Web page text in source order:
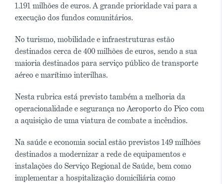
1.191 milhões de euros. A grande prioridade vai para a
execução dos fundos comunitários.
No turismo, mobilidade e infraestruturas estão
destinados cerca de 400 milhões de euros, sendo a sua
maioria destinados para serviço público de transporte
aéreo e marítimo interilhas.
Nesta rubrica está previsto também a melhoria da
operacionalidade e segurança no Aeroporto do Pico com
a aquisição de uma viatura de combate a incêndios.
Na saúde e economia social estão previstos 149 milhões
destinados a modernizar a rede de equipamentos e
instalações do Serviço Regional de Saúde, bem como
implementar a hospitalização domiciliária como